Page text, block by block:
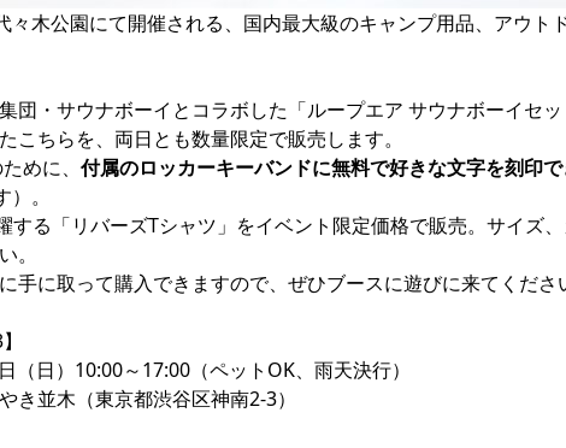
木公園にて開催される、国内最大級のキャンプ用品、アウ
団・サウナボーイとコラボした「ループエア サウナボーイセ
ちらを、両日とも数量限定で販売します。
めに、 付属のロッカーキーバンドに無料で好きな文字を刻印
。
する「リバーズTシャツ」をイベント限定価格で販売。サイズ
。
手に取って購入できますので、ぜひブースに遊びに来てくださ
日）10:00～17:00（ペットOK、雨天決行）
き並木（東京都渋谷区神南2-3）